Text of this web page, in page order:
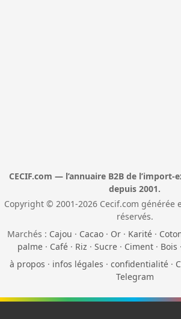
CECIF.com — l’annuaire B2B de
depuis 2001.
Copyright © 2001-2026 Cecif.com générée
réservés.
Marchés : Cajou · Cacao · Or · Karité ·
palme· Café· Riz · Sucre· Ciment· Bois ·
à propos · infos légales · confidentialité ·
Telegram